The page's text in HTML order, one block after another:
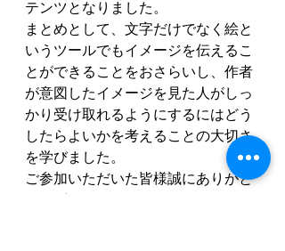
テンツとなりました。
まとめとして、文字だけでなく絵と
いうツールでもイメージを伝えるこ
とができることをおさらいし、作者
が意図したイメージを見た人がしっ
かり受け取れるようにするにはどう
したらよいかを考えることの大切さ
を学びました。
ご参加いただいた皆様誠にありがと